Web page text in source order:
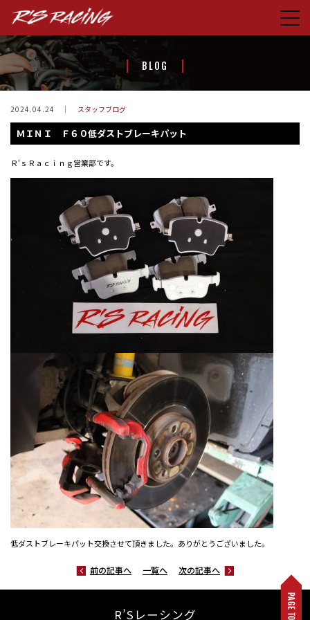
HOME
CONCEPT
STORE
ABOUT US
CONTACT
FACEBOOK
BLOG
2024.04.24 スタッフブログ
ＭＩＮＩ Ｆ６０低ダストブレーキパット
Ｒ‘ｓＲａｃｉｎｇ営業部です。
低ダストブレーキパット交換させて頂きました。ありがとうございました。
前の記事へ 一覧へ 次の記事へ
R’Sレーシング